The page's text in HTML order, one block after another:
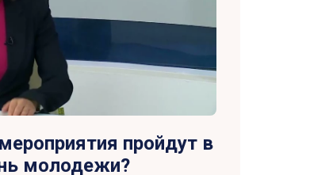
пройдут в
молодежи?